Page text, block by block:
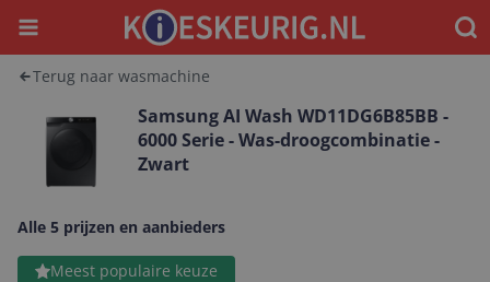
Menu
Terug naar wasmachine
Samsung AI Wash WD11DG6B85BB -
6000 Serie - Was-droogcombinatie -
Zwart
Alle 5 prijzen en aanbieders
Meest populaire keuze
Bekijk product